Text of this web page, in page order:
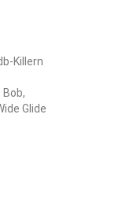
Killern
Glide